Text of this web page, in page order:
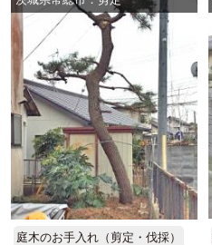
庭木のお手入れ（剪定・伐採）